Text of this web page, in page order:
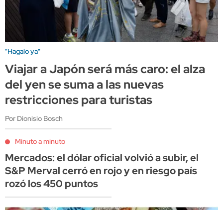
"Hagalo ya"
Viajar a Japón será más caro: el alza
del yen se suma a las nuevas
restricciones para turistas
Por Dionisio Bosch
Minuto a minuto
Mercados: el dólar oficial volvió a subir, el
S&P Merval cerró en rojo y en riesgo país
rozó los 450 puntos